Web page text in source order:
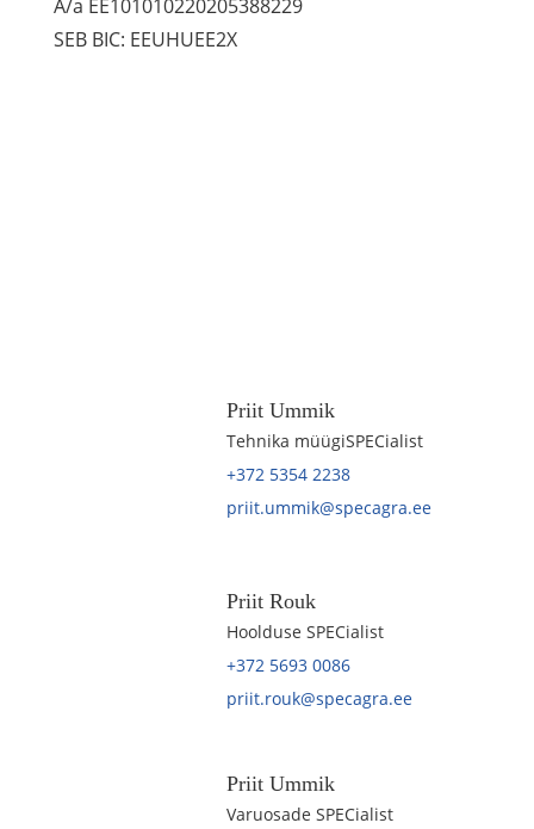
A/a EE101010220205388229
SEB BIC: EEUHUEE2X
Priit Ummik
Tehnika müügiSPECialist
+372 5354 2238
priit.ummik@specagra.ee
Priit Rouk
Hoolduse SPECialist
+372 5693 0086
priit.rouk@specagra.ee
Priit Ummik
Varuosade SPECialist